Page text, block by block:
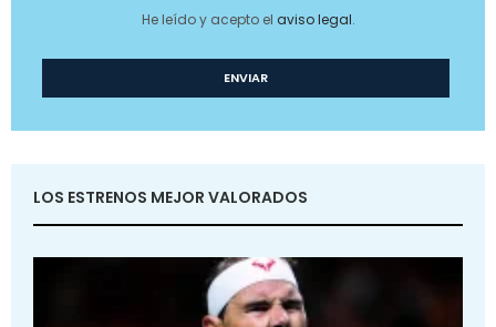
He leído y acepto el aviso legal.
LOS ESTRENOS MEJOR VALORADOS